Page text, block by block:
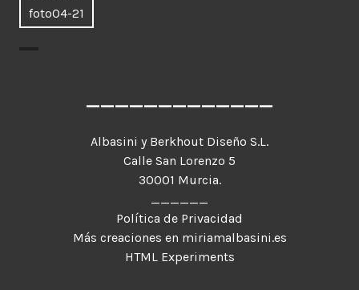
de
foto04-21
_____________
Albasini y Berkhout Diseño S.L.
Calle San Lorenzo 5
30001 Murcia.
______
Política de Privacidad
Más creaciones en miriamalbasini.es
HTML Experiments